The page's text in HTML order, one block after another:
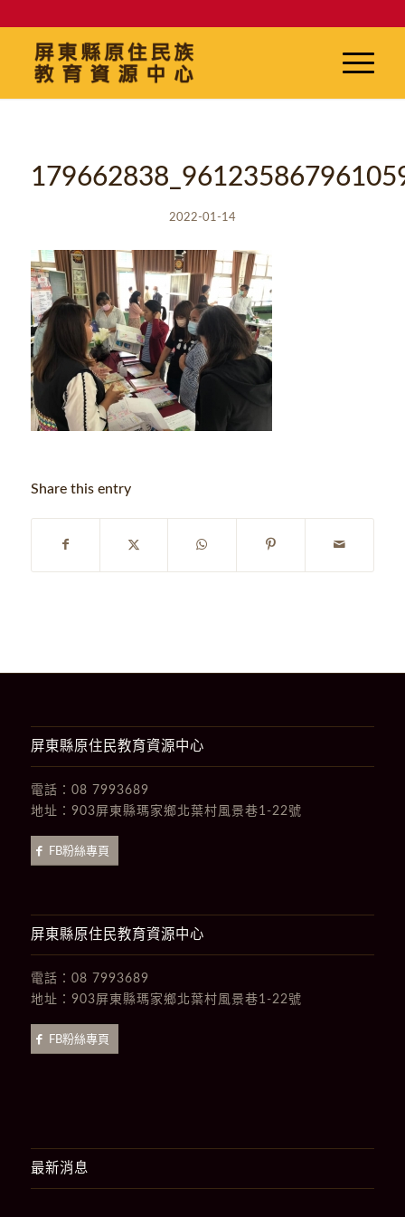
2022-01-14
Share this entry
屏東縣原住民教育資源中心
電話： 08 7993689
地址： 903屏東縣瑪家鄉北葉村風景巷1-22號
FB粉絲專頁
屏東縣原住民教育資源中心
電話： 08 7993689
地址： 903屏東縣瑪家鄉北葉村風景巷1-22號
FB粉絲專頁
最新消息